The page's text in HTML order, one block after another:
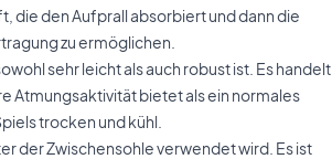
die den Aufprall absorbiert und dann die
zu ermöglichen.
sehr leicht als auch robust ist. Es handelt
Atmungsaktivität bietet als ein normales
trocken und kühl.
der Zwischensohle verwendet wird. Es ist